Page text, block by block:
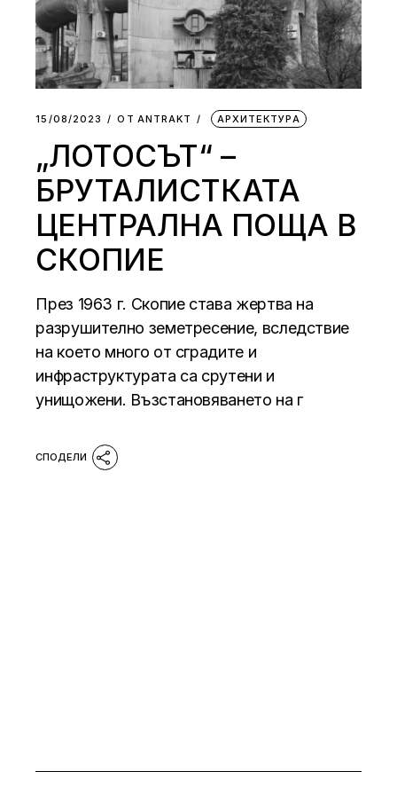
15/08/2023 ОТ АNTRAKT АРХИТЕКТУРА
„ЛОТОСЪТ“ –
БРУТАЛИСТКАТА
ЦЕНТРАЛНА ПОЩА В
СКОПИЕ
През 1963 г. Скопие става жертва на
разрушително земетресение, вследствие
на което много от сградите и
инфраструктурата са срутени и
унищожени. Възстановяването на г